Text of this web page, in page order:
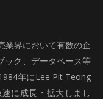
業界において有数の企
ック、データベース等
年にLee Pit Teong
に成長・拡大しまし